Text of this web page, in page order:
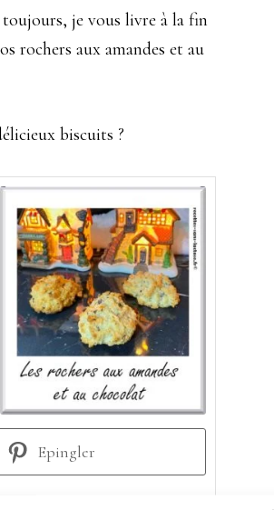
je vous livre à la fin
rochers aux amandes et au
biscuits ?
Epingler